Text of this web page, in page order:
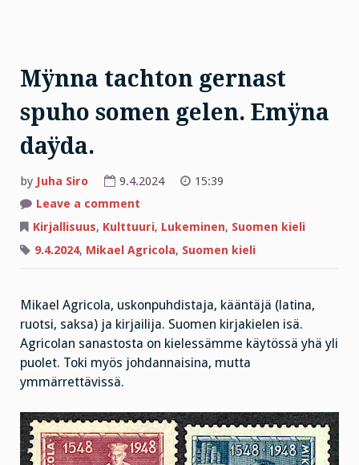
Mÿnna tachton gernast
spuho somen gelen. Emÿna
daÿda.
by Juha Siro 9.4.2024
15:39
Leave a comment
tachton
gernast
spuho
somen
Kirjallisuus, Kulttuuri, Lukeminen, Suomen kieli
9.4.2024, Mikael Agricola, Suomen kieli
Mikael Agricola, uskonpuhdistaja, kääntäjä (latina,
ruotsi, saksa) ja kirjailija. Suomen kirjakielen isä.
Agricolan sanastosta on kielessämme käytössä yhä yli
puolet. Toki myös johdannaisina, mutta
ymmärrettävissä.